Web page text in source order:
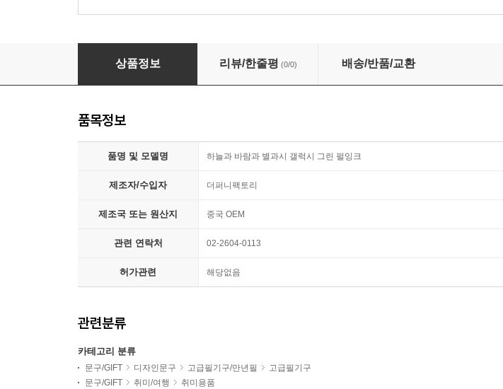
하늘과 바람과 별과시 갤럭시 그린 펄잉크
상품정보 리뷰/한줄평 (0/0) 배송/반품/교환
품목정보
품명 및 모델명 하늘과 바람과 별과시 갤럭시 그린 펄잉크
제조자/수입자 더퍼니팩토리
제조국 또는 원산지 중국 OEM
관련 연락처 02-2604-0113
허가관련 해당없음
관련분류
카테고리 분류
문구/GIFT 디자인문구 고급필기구/만년필
고급필기구
문구/GIFT
취미/여행 취미용품